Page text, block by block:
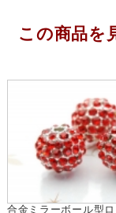
この商品を
合金ミラーボール型